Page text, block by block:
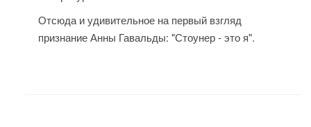
Отсюда и удивительное на первый взгляд
признание Анны Гавальды: "Стоунер - это я".